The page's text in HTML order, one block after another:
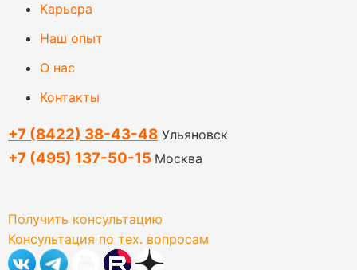
Карьера
Наш опыт
О нас
Контакты
+7 (8422) 38-43-48 Ульяновск
+7 (495) 137-50-15 Москва
Получить консультацию
Консультация по тех. вопросам